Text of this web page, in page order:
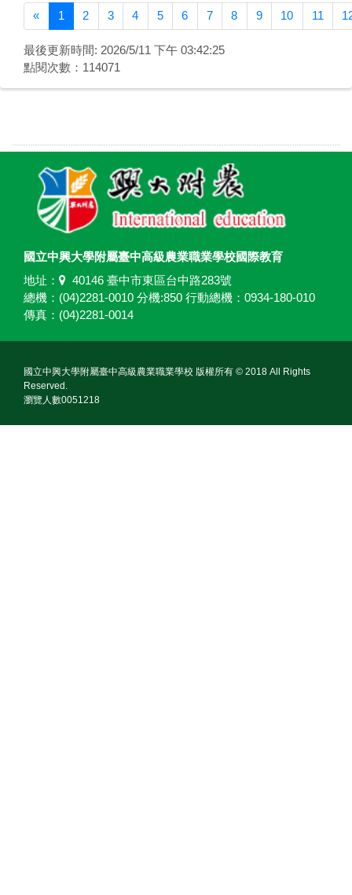
«Previous
1 2 3 4 5 6 7 8 9 10 11
最後更新時間: 2026/5/11 下午 03:42:25
點閱次數：114071
國立中興大學附屬臺中高級農業職業學校國際教育
地址：
40146 臺中市東區台中路283號
總機：(04)2281-0010 分機:850 行動總機：0934-180-010
傳真：(04)2281-0014
國立中興大學附屬臺中高級農業職業學校 版權所有 © 2018 All Rights
Reserved.
瀏覽人數0051218